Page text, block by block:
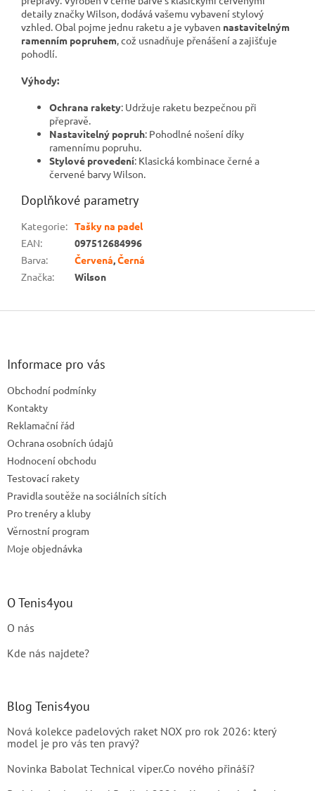
detaily značky Wilson, dodává vašemu vybavení stylový
vzhled. Obal pojme jednu raketu a je vybaven nastavitelným
ramenním popruhem, což usnadňuje přenášení a zajišťuje
pohodlí.
Výhody:
Ochrana rakety: Udržuje raketu bezpečnou při
přepravě.
Nastavitelný popruh: Pohodlné nošení díky
ramennímu popruhu.
Stylové provedení: Klasická kombinace černé a
červené barvy Wilson.
Doplňkové parametry
Kategorie: Tašky na padel
EAN:
097512684996
Barva: Červená,Černá
Značka: Wilson
Z
Informace pro vás
Obchodní podmínky
Kontakty
Reklamační řád
Ochrana osobních údajů
Hodnocení obchodu
Testovací rakety
Pravidla soutěže na sociálních sítích
Pro trenéry a kluby
Věrnostní program
Moje objednávka
O Tenis4you
O nás
Kde nás najdete?
Blog Tenis4you
Nová kolekce padelových raket NOX pro rok 2026: který
model je pro vás ten pravý?
Novinka Babolat Technical viper.Co nového přináší?